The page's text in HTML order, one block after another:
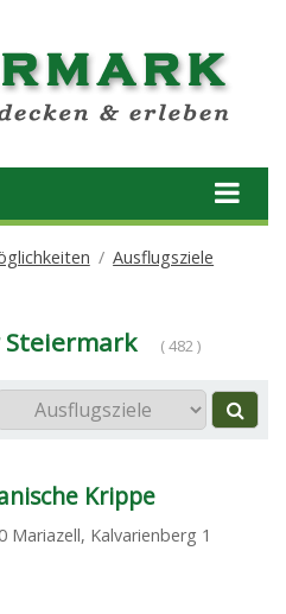
Ausflugsziele
Steiermark ( 482 )
Krippe
Mariazell, Kalvarienberg 1